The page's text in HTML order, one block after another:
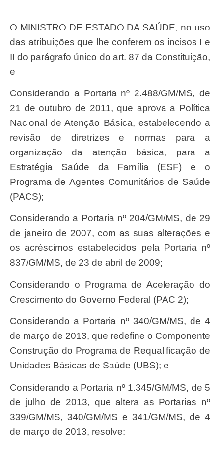
O MINISTRO DE ESTADO DA SAÚDE, no uso
das atribuições que lhe conferem os incisos I e
II do parágrafo único do art. 87 da Constituição,
e
Considerando a Portaria nº 2.488/GM/MS, de
21 de outubro de 2011, que aprova a Política
Nacional de Atenção Básica, estabelecendo a
revisão de diretrizes e normas para a
organização da atenção básica, para a
Estratégia Saúde da Família (ESF) e o
Programa de Agentes Comunitários de Saúde
(PACS);
Considerando a Portaria nº 204/GM/MS, de 29
de janeiro de 2007, com as suas alterações e
os acréscimos estabelecidos pela Portaria nº
837/GM/MS, de 23 de abril de 2009;
Considerando o Programa de Aceleração do
Crescimento do Governo Federal (PAC 2);
Considerando a Portaria nº 340/GM/MS, de 4
de março de 2013, que redefine o Componente
Construção do Programa de Requalificação de
Unidades Básicas de Saúde (UBS); e
Considerando a Portaria nº 1.345/GM/MS, de 5
de julho de 2013, que altera as Portarias nº
339/GM/MS, 340/GM/MS e 341/GM/MS, de 4
de março de 2013, resolve: